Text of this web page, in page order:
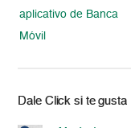
aplicativo de Banca
Móvil
Dale Click si te gusta